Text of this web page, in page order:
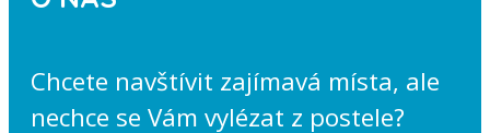
Chcete navštívit zajímavá místa, ale
nechce se Vám vylézat z postele?